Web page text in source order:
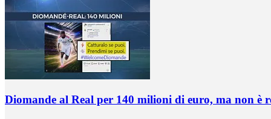
Diomande al Real per 140 milioni di euro, ma non è